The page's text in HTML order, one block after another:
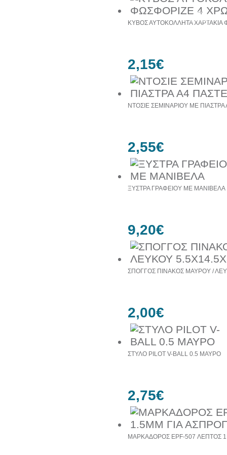
49%
έκπτωση
ΚΥΒΟΣ ΑΥΤΟΚΟΛΛΗΤΑ
2,15€
ΝΤΟΣΙΕ ΣΕΜΙΝΑΡΙΟΥ ΜΕ
2,55€
ΞΥΣΤΡΑ ΓΡΑΦΕΙΟΥ ΜΕ ΜΑΝΙΒΕΛΑ
9,20€
ΣΠΟΓΓΟΣ ΠΙΝΑΚΟΣ ΜΑΥΡΟΥ /
2,00€
ΣΤΥΛΟ PILOT V-BALL 0.5 ΜΑΥΡΟ
2,75€
ΜΑΡΚΑΔΟΡΟΣ EPF-507 ΛΕΠΤΟΣ